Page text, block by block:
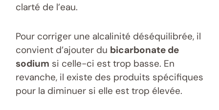
clarté de l’eau.
Pour corriger une alcalinité déséquilibrée, il
convient d’ajouter du bicarbonate de
sodium si celle-ci est trop basse. En
revanche, il existe des produits spécifiques
pour la diminuer si elle est trop élevée.